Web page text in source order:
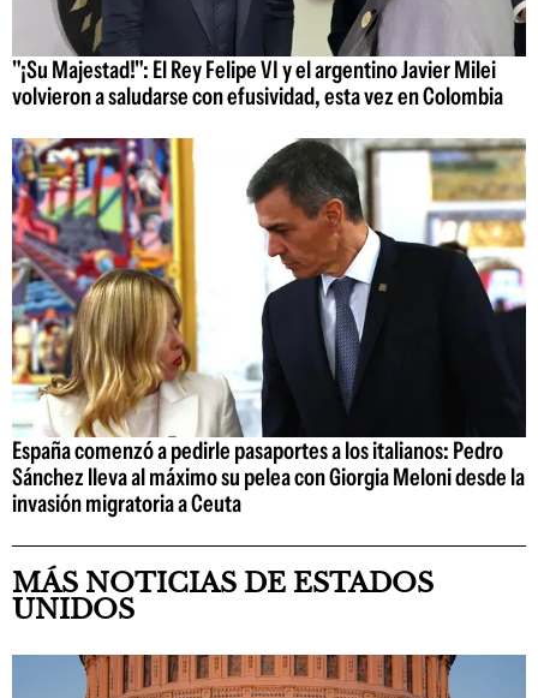
"¡Su Majestad!": El Rey Felipe VI y el argentino Javier Milei
volvieron a saludarse con efusividad, esta vez en Colombia
España comenzó a pedirle pasaportes a los italianos: Pedro
Sánchez lleva al máximo su pelea con Giorgia Meloni desde la
invasión migratoria a Ceuta
MÁS NOTICIAS DE ESTADOS
UNIDOS